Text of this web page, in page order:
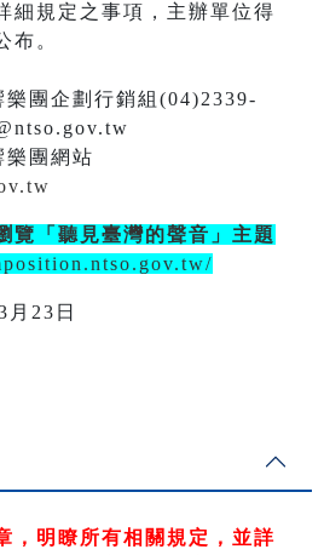
細規定之事項，主辦單位得
布。
企劃行銷組(04)2339-
團網站
覽「聽見臺灣的聲音」主題
23日
，明瞭所有相關規定，並詳